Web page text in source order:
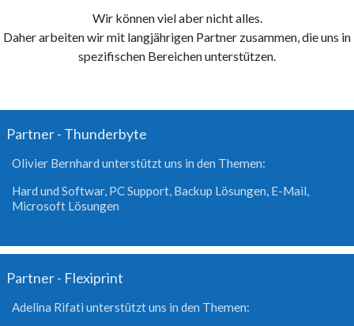
Wir können viel aber nicht alles.
Daher arbeiten wir mit langjährigen Partner zusammen, die uns in
spezifischen Bereichen unterstützen.
Partner - Thunderbyte
Olivier Bernhard unterstützt uns in den Themen:
Hard und Softwar, PC Support, Backup Lösungen, E-Mail,
Microsoft Lösungen
Partner - Flexiprint
Adelina Rifati unterstützt uns in den Themen: